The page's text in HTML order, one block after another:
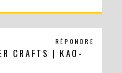
RÉPONDRE
CRAFTS | KAO-